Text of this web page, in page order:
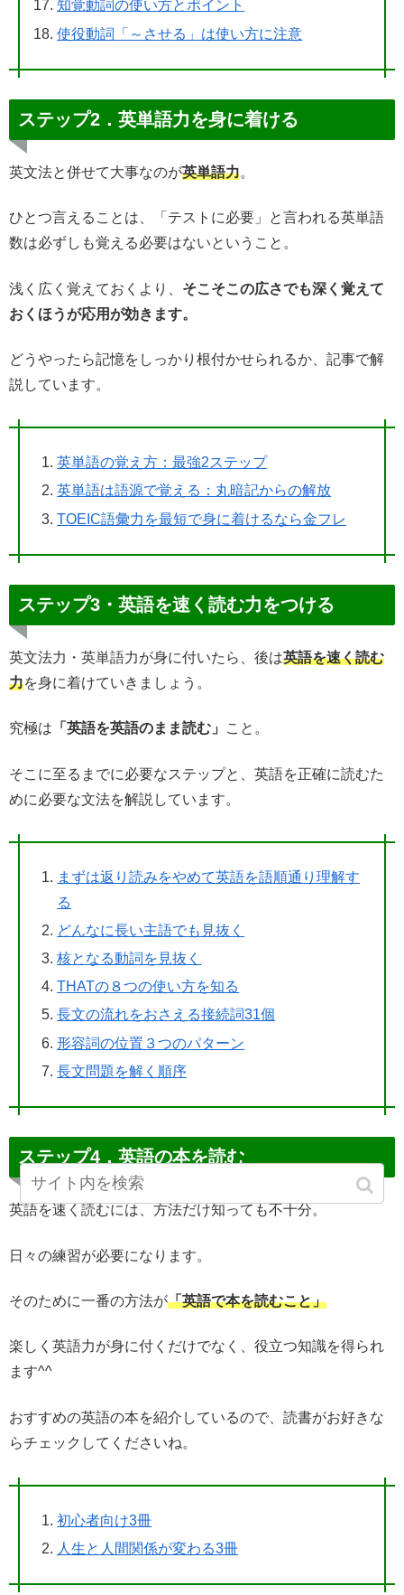
知覚動詞の使い方とポイント
使役動詞「～させる」は使い方に注意
ステップ2．英単語力を身に着ける
英文法と併せて大事なのが英単語力。
ひとつ言えることは、「テストに必要」と言われる英単語
数は必ずしも覚える必要はないということ。
浅く広く覚えておくより、 そこそこの広さでも深く覚えて
おくほうが応用が効きます。
どうやったら記憶をしっかり根付かせられるか、記事で解
説しています。
英単語の覚え方：最強2ステップ
英単語は語源で覚える：丸暗記からの解放
TOEIC語彙力を最短で身に着けるなら金フレ
ステップ3・英語を速く読む力をつける
英文法力・英単語力が身に付いたら、後は英語を速く読む
力を身に着けていきましょう。
究極は 「英語を英語のまま読む」 こと。
そこに至るまでに必要なステップと、英語を正確に読むた
めに必要な文法を解説しています。
まずは返り読みをやめて英語を語順通り理解す
る
どんなに長い主語でも見抜く
核となる動詞を見抜く
THATの８つの使い方を知る
長文の流れをおさえる接続詞31個
形容詞の位置３つのパターン
長文問題を解く順序
ステップ4．英語の本を読む
英語を速く読むには、方法だけ知っても不十分。
日々の練習が必要になります。
そのために一番の方法が「英語で本を読むこと」
楽しく英語力が身に付くだけでなく、役立つ知識を得られ
ます^^
おすすめの英語の本を紹介しているので、読書がお好きな
らチェックしてくださいね。
初心者向け3冊
人生と人間関係が変わる3冊